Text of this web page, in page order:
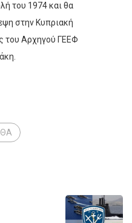
του 1974 και θα
στην Κυπριακή
του Αρχηγού ΓΕΕΦ